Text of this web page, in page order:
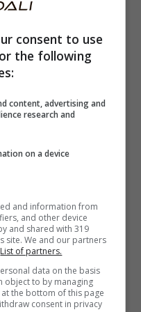
elettrica – Foto credits
versioni, non
La vera
consent to use
the following
content, advertising and
research and
on a device
and information from
and other device
and shared with 319
site. We and our partners
List of partners.
data on the basis
object to by managing
the bottom of this page
consent in privacy